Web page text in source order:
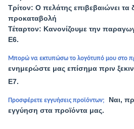
Τρίτον: Ο πελάτης επιβεβαιώνει τα
προκαταβολή
Τέταρτον: Κανονίζουμε την
Ε6.
Μπορώ να εκτυπώσω το λογότυπό μου στο
ενημερώστε μας επίσημα πριν
Ε7.
Προσφέρετε εγγυήσεις προϊόντων;
Ναι,
εγγύηση στα προϊόντα μας.